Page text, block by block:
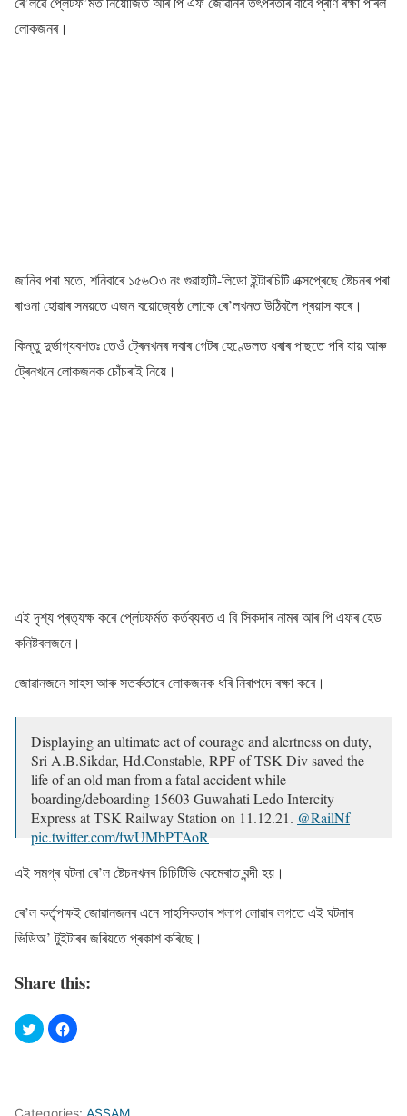
লােকজনৰ।
জানিব পৰা মতে, শনিবাৰে ১৫৬੦৩ নং গুৱাহাটী-লিডাে ইন্টাৰচিটি এক্সপ্ৰেছে ষ্টেচনৰ পৰা
ৰাওনা হােৱাৰ সময়তে এজন বয়ােজ্যেষ্ঠ লােকে ৰে’লখনত উঠিবলৈ প্ৰয়াস কৰে।
কিন্তু দুৰ্ভাগ্যবশতঃ তেওঁ ট্ৰেনখনৰ দবাৰ গেটৰ হেণ্ডেলত ধৰাৰ পাছতে পৰি যায় আৰু
ট্ৰেনখনে লােকজনক চােঁচৰাই নিয়ে।
এই দৃশ্য প্ৰত্যক্ষ কৰে প্লেটফৰ্মত কৰ্তব্যৰত এ বি সিকদাৰ নামৰ আৰ পি এফৰ হেড
কনিষ্টবলজনে।
জােৱানজনে সাহস আৰু সতৰ্কতাৰে লােকজনক ধৰি নিৰাপদে ৰক্ষা কৰে।
Displaying an ultimate act of courage and alertness on duty,
Sri A.B.Sikdar, Hd.Constable, RPF of TSK Div saved the
life of an old man from a fatal accident while
boarding/deboarding 15603 Guwahati Ledo Intercity
Express at TSK Railway Station on 11.12.21. @RailNf
pic.twitter.com/fwUMbPTAoR
— TINSUKIA DIVISION (@drm_tsk)December 12, 2021
এই সমগ্ৰ ঘটনা ৰে’ল ষ্টেচনখনৰ চিচিটিভি কেমেৰাত বন্দী হয়।
ৰে’ল কৰ্তৃপক্ষই জােৱানজনৰ এনে সাহসিকতাৰ শলাগ লােৱাৰ লগতে এই ঘটনাৰ
ভিডিঅ’ টুইটাৰৰ জৰিয়তে প্ৰকাশ কৰিছে।
Share this:
Categories: ASSAM